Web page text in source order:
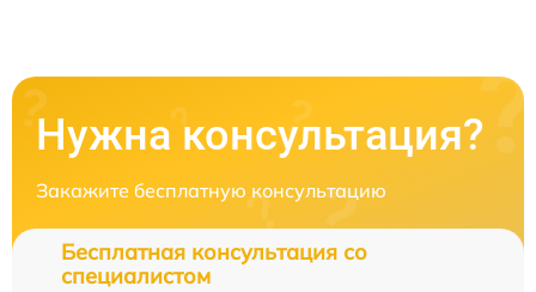
Нужна консультация?
Закажите бесплатную консультацию
Бесплатная консультация со
специалистом